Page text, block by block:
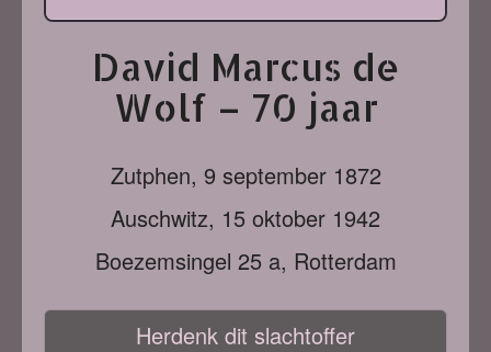
David Marcus de
Wolf – 70 jaar
Zutphen, 9 september 1872
Auschwitz, 15 oktober 1942
Boezemsingel 25 a, Rotterdam
Herdenk dit slachtoffer